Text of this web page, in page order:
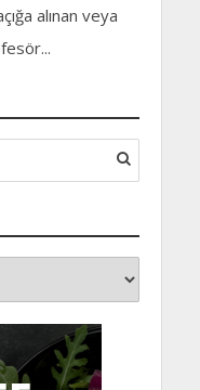
alınan veya